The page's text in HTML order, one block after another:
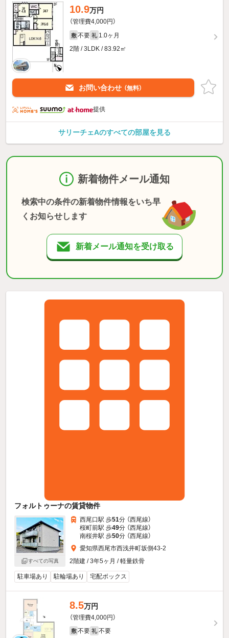
10.9万円
（管理費4,000円）
敷 不要 礼 1.0ヶ月
2階 / 3LDK / 83.92㎡
お問い合わせ （無料）
提供
サリーチェAのすべての部屋を見る
新着物件メール通知
検索中の条件の新着物件情報をいち早
くお知らせします
新着メール通知を受け取る
フォルトゥーナの賃貸物件
すべての写真
西尾口駅 歩51分 （西尾線）
桜町前駅 歩49分 （西尾線）
南桜井駅 歩50分 （西尾線）
愛知県西尾市西浅井町坂側43-2
2階建 / 3年5ヶ月 / 軽量鉄骨
駐車場あり 駐輪場あり 宅配ボックス
8.5万円
（管理費4,000円）
敷 不要 礼 不要